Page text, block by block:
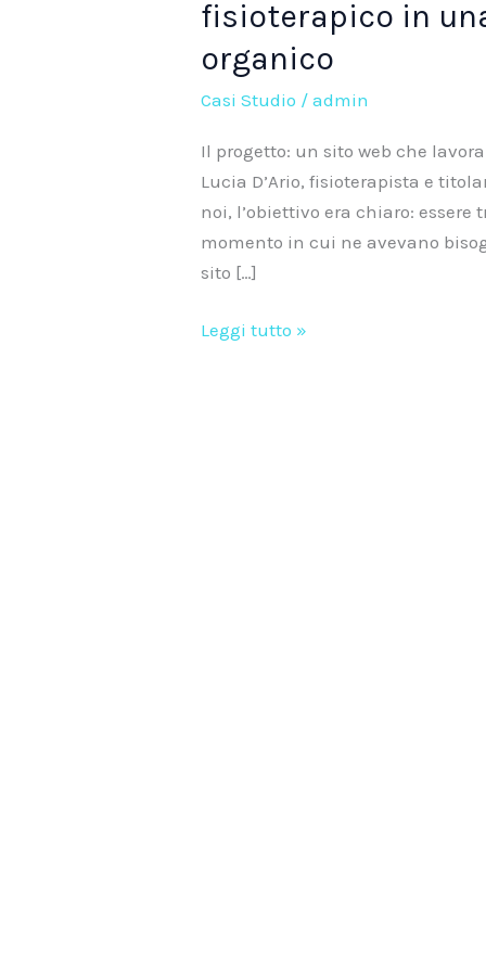
fisioterapico in
organico
Casi Studio /admin
Il progetto: un sito web che
Lucia D’Ario, fisioterapista e
noi, l’obiettivo era chiaro:
momento in cui ne avevano
sito […]
da
traffico
organico
Leggi tutto »